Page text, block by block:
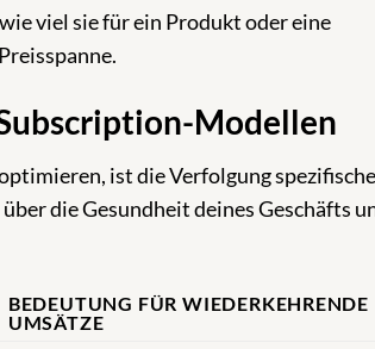
viel sie für ein Produkt oder eine
Modellen
ist die Verfolgung
die Gesundheit deines Geschäfts
BEDEUTUNG FÜR WIEDERKEHRENDE
UMSÄTZE